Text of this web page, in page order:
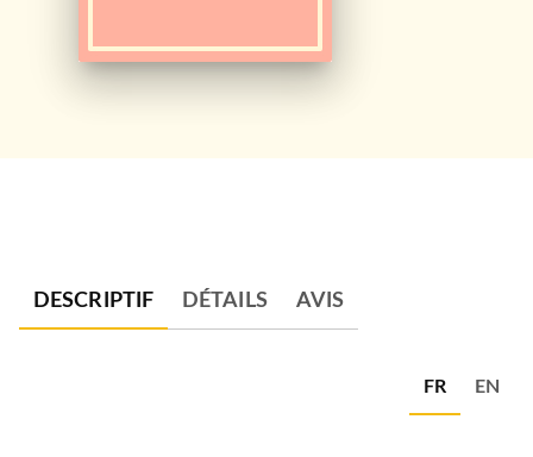
DESCRIPTIF DÉTAILS AVIS
FR EN